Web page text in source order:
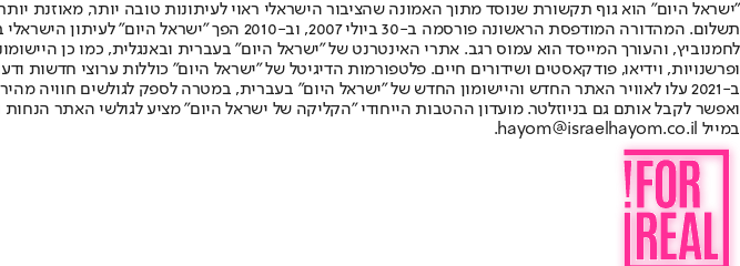
"ישראל היום" הוא גוף תקשורת שנוסד מתוך האמונה שהציבור הישראלי ראוי לעיתונות טובה יותר, מאוזנת
תשלום. המהדורה המודפסת הראשונה פורסמה ב-30
ופרשנויות, וידיאו, פודקאסטים ושידורים חיים. פלטפורמות הדיגיטל של "ישראל היום" כוללות ערוצי חדשות
ב-2021 עלו לאוויר האתר החדש והיישומון החדש של "ישראל היום" בעברית, במטרה לספק לגולשים
ואפשר לקבל אותם גם בניוזלטר. מועדון ההטבות הייחודי "הקליקה של ישראל היום" מציע לגולשי האתר
במייל hayom@israelhayom.co.il.